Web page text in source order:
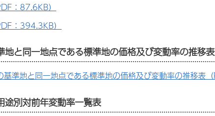
：87.6KB）
：394.3KB）
地と同一地点である標準地の価格及び変動率の推移表
基準地と同一地点である標準地の価格及び変動率の推移表
途別対前年変動率一覧表